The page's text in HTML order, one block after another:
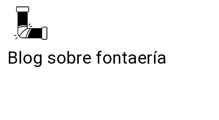
Blog sobre fontaería